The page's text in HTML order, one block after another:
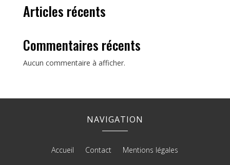
Articles récents
Commentaires récents
Aucun commentaire à afficher.
NAVIGATION
Accueil Contact Mentions légales